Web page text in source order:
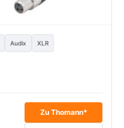
Audix XLR
Zu Thomann*